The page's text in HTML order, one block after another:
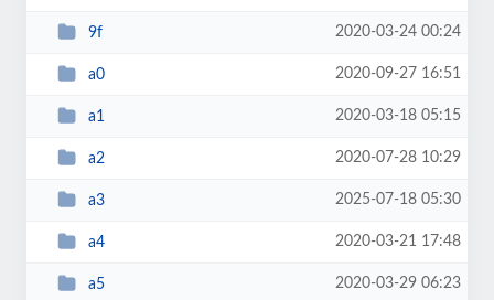
9f 2020-03-24 00:24
a0 2020-09-27 16:51
a1 2020-03-18 05:15
a2 2020-07-28 10:29
a3 2025-07-18 05:30
a4 2020-03-21 17:48
a5 2020-03-29 06:23